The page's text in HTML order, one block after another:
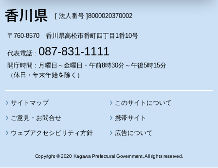
[ 法人番号 ]8000020370002
〒760-8570 香川県高松市番町四丁目1番10号
代表電話 : 087-831-1111
開庁時間 : 月曜日～金曜日・午前8時30分～午後5時15分
（休日・年末年始を除く）
サイトマップ このサイトについて
携帯サイト
ウェブアクセシビリティ方針 広告について
Copyright © 2020 Kagawa Prefectural Government. All rights reserved.